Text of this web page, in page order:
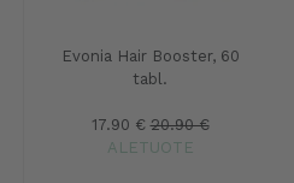
Evonia Hair Booster, 60
tabl.
17.90 € 20.90 €
ALETUOTE